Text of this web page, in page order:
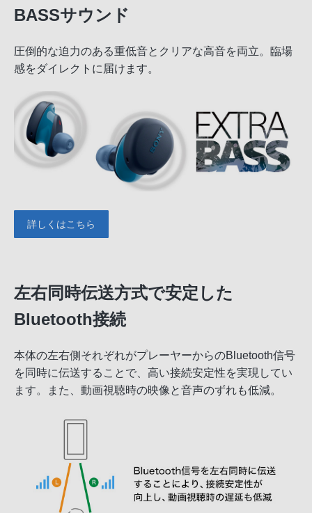
BASSサウンド
圧倒的な迫力のある重低音とクリアな高音を両立。臨場
感をダイレクトに届けます。
詳しくはこちら
左右同時伝送方式で安定した
Bluetooth接続
本体の左右側それぞれがプレーヤーからのBluetooth信号
を同時に伝送することで、高い接続安定性を実現してい
ます。また、動画視聴時の映像と音声のずれも低減。